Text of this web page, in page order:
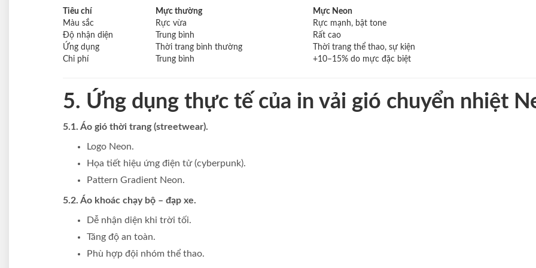
Tiêu chí Mực thường
Mực Neon
Màu sắc
Rực vừa
Rực mạnh, bật tone
Độ nhận diện
Trung bình
Rất cao
Ứng dụng
Thời trang bình thường
Thời trang thể thao, sự kiện
Chi phí
Trung bình +10–15% do mực đặc biệt
5. Ứng dụng thực tế của in vải gió chuyển nhiệt
5.1. Áo gió thời trang (streetwear).
Logo Neon.
Họa tiết hiệu ứng điện tử (cyberpunk).
Pattern Gradient Neon.
5.2. Áo khoác chạy bộ – đạp xe.
Dễ nhận diện khi trời tối.
Tăng độ an toàn.
Phù hợp đội nhóm thể thao.